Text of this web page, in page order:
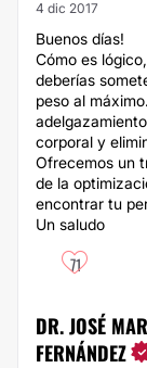
4 dic 2017
Buenos días!
Cómo es
deberías
peso al
corporal y
Ofrecemos un
de la
encontrar tu
Un saludo
71
DR. JOSÉ
FERNÁNDEZ